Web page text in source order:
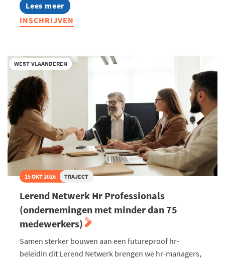
Lees meer
about
Bryo
StartUp
Vlaanderen
-
najaar
2026
INSCHRIJVEN
WEST-VLAANDEREN
15 OKT 2026 TRAJECT
Lerend Netwerk Hr Professionals
(ondernemingen met minder dan 75
medewerkers)
Samen sterker bouwen aan een futureproof hr-
beleidIn dit Lerend Netwerk brengen we hr-managers,